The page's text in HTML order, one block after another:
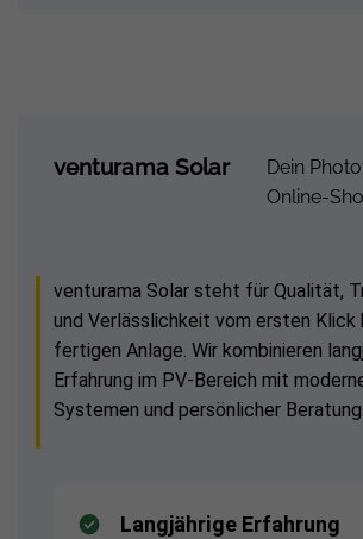
venturama Solar
Dein
Online-
venturama Solar steht für Qualität,
und Verlässlichkeit vom ersten Klick
fertigen Anlage. Wir kombinieren
Erfahrung im PV-Bereich mit
Systemen und persönlicher Beratung.
Langjährige Erfahrung